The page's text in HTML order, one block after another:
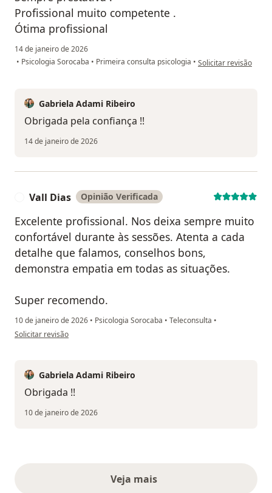
Profissional muito competente .
Ótima profissional
14 de janeiro de 2026
• Psicologia Sorocaba • Primeira consulta psicologia • na opinião do
Solicitar revisão
Gabriela Adami Ribeiro
Obrigada pela confiança !!
14 de janeiro de 2026
Vall Dias Opinião Verificada
Excelente profissional. Nos deixa sempre muito
confortável durante às sessões. Atenta a cada
detalhe que falamos, conselhos bons,
demonstra empatia em todas as situações.
Super recomendo.
10 de janeiro de 2026 • Psicologia Sorocaba • Teleconsulta •
na opinião do utilizador Vall Dias
Solicitar revisão
Gabriela Adami Ribeiro
Obrigada !!
10 de janeiro de 2026
Veja maisopiniões acima